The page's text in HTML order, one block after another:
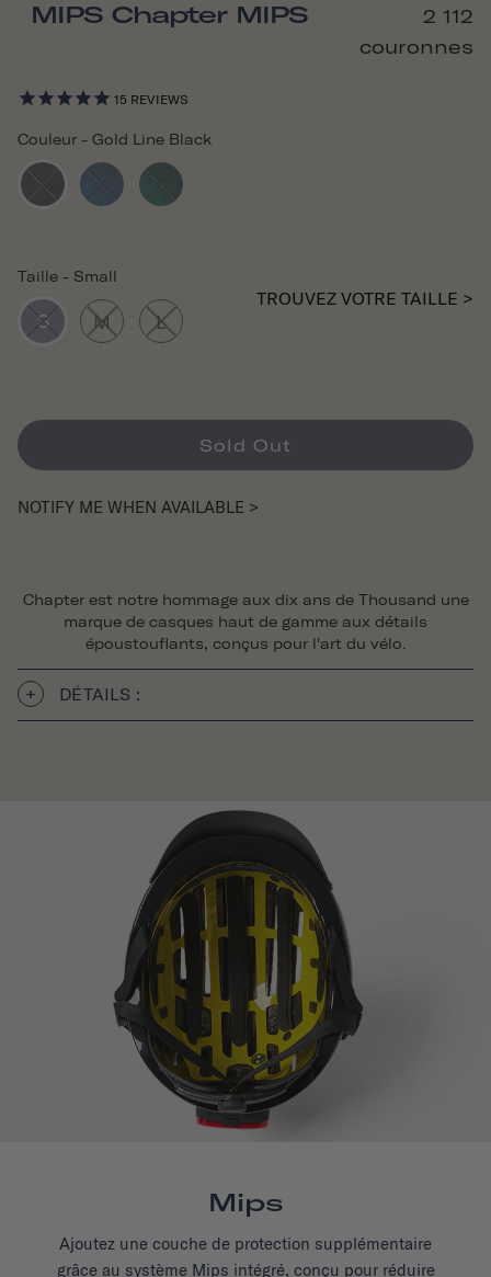
MIPS Chapter MIPS
15 REVIEWS
2 112
couronnes
Couleur - Gold Line Black
Taille - Small
S M L
TROUVEZ VOTRE TAILLE >
Sold Out
NOTIFY ME WHEN AVAILABLE >
Chapter est notre hommage aux dix ans de Thousand une
marque de casques haut de gamme aux détails
époustouflants, conçus pour l'art du vélo.
DÉTAILS :
Mips
Ajoutez une couche de protection supplémentaire
grâce au système Mips intégré, conçu pour réduire